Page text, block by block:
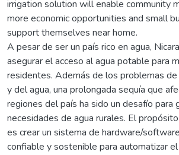
irrigation solution will enable community
more economic opportunities and small
support themselves near home.
A pesar de ser un país rico en agua,
asegurar el acceso al agua potable para
residentes. Además de los problemas
y del agua, una prolongada sequía que
regiones del país ha sido un desafío para
necesidades de agua rurales. El
es crear un sistema de hardware/
confiable y sostenible para automatizar